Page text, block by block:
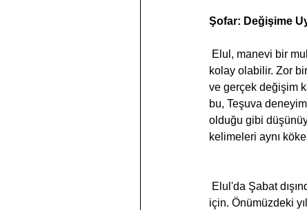
Şofar: Değişime
kolay olabilir. Zor
ve gerçek değişim
bu, Teşuva
olduğu gibi
kelimeleri aynı
için. Önümüzdeki